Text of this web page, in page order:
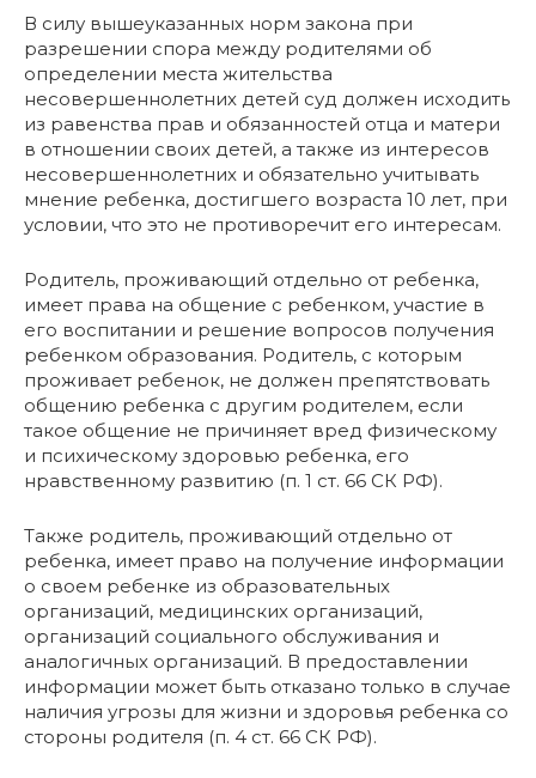
В силу вышеуказанных норм закона при
разрешении спора между родителями об
определении места жительства
несовершеннолетних детей суд должен исходить
из равенства прав и обязанностей отца и матери
в отношении своих детей, а также из интересов
несовершеннолетних и обязательно учитывать
мнение ребенка, достигшего возраста 10 лет, при
условии, что это не противоречит его интересам.
Родитель, проживающий отдельно от ребенка,
имеет права на общение с ребенком, участие в
его воспитании и решение вопросов получения
ребенком образования. Родитель, с которым
проживает ребенок, не должен препятствовать
общению ребенка с другим родителем, если
такое общение не причиняет вред физическому
и психическому здоровью ребенка, его
нравственному развитию (п. 1 ст. 66 СК РФ).
Также родитель, проживающий отдельно от
ребенка, имеет право на получение информации
о своем ребенке из образовательных
организаций, медицинских организаций,
организаций социального обслуживания и
аналогичных организаций. В предоставлении
информации может быть отказано только в случае
наличия угрозы для жизни и здоровья ребенка со
стороны родителя (п. 4 ст. 66 СК РФ).